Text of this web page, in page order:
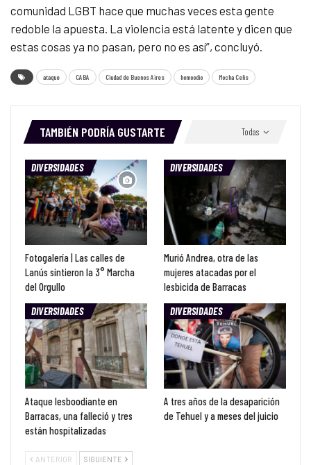
comunidad LGBT hace que muchas veces esta gente
redoble la apuesta. La violencia está latente y dicen que
estas cosas ya no pasan, pero no es así”, concluyó.
ataque CABA Ciudad de Buenos Aires homoodio Mocha Celis
Todas
TAMBIÉN PODRÍA GUSTARTE
DIVERSIDADES
Fotogalería | Las calles de
Lanús sintieron la 3° Marcha
del Orgullo
DIVERSIDADES
Murió Andrea, otra de las
mujeres atacadas por el
lesbicida de Barracas
DIVERSIDADES
Ataque lesboodiante en
Barracas, una falleció y tres
están hospitalizadas
DIVERSIDADES
A tres años de la desaparición
de Tehuel y a meses del juicio
ANTERIOR SIGUIENTE